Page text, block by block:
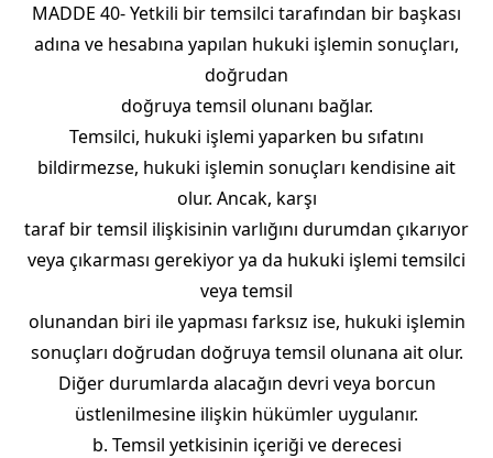
MADDE 40- Yetkili bir temsilci tarafından bir başkası
adına ve hesabına yapılan hukuki işlemin sonuçları,
doğrudan
doğruya temsil olunanı bağlar.
Temsilci, hukuki işlemi yaparken bu sıfatını
bildirmezse, hukuki işlemin sonuçları kendisine ait
olur. Ancak, karşı
taraf bir temsil ilişkisinin varlığını durumdan çıkarıyor
veya çıkarması gerekiyor ya da hukuki işlemi temsilci
veya temsil
olunandan biri ile yapması farksız ise, hukuki işlemin
sonuçları doğrudan doğruya temsil olunana ait olur.
Diğer durumlarda alacağın devri veya borcun
üstlenilmesine ilişkin hükümler uygulanır.
b. Temsil yetkisinin içeriği ve derecesi